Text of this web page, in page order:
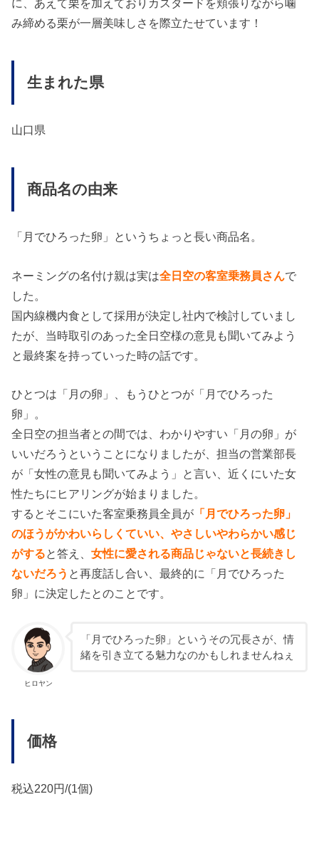
に、あえて栗を加えておりカスタードを頬張りながら噛
み締める栗が一層美味しさを際立たせています！
生まれた県
山口県
商品名の由来
「月でひろった卵」というちょっと長い商品名。
ネーミングの名付け親は実は全日空の客室乗務員さんで
した。
国内線機内食として採用が決定し社内で検討していまし
たが、当時取引のあった全日空様の意見も聞いてみよう
と最終案を持っていった時の話です。
ひとつは「月の卵」、もうひとつが「月でひろった
卵」。
全日空の担当者との間では、わかりやすい「月の卵」が
いいだろうということになりましたが、担当の営業部長
が「女性の意見も聞いてみよう」と言い、近くにいた女
性たちにヒアリングが始まりました。
するとそこにいた客室乗務員全員が 「月でひろった卵」
のほうがかわいらしくていい、やさしいやわらかい感じ
がすると答え、女性に愛される商品じゃないと長続きし
ないだろう と再度話し合い、最終的に「月でひろった
卵」に決定したとのことです。
ヒロヤン
「月でひろった卵」というその冗長さが、情
緒を引き立てる魅力なのかもしれませんねぇ
価格
税込220円/(1個)